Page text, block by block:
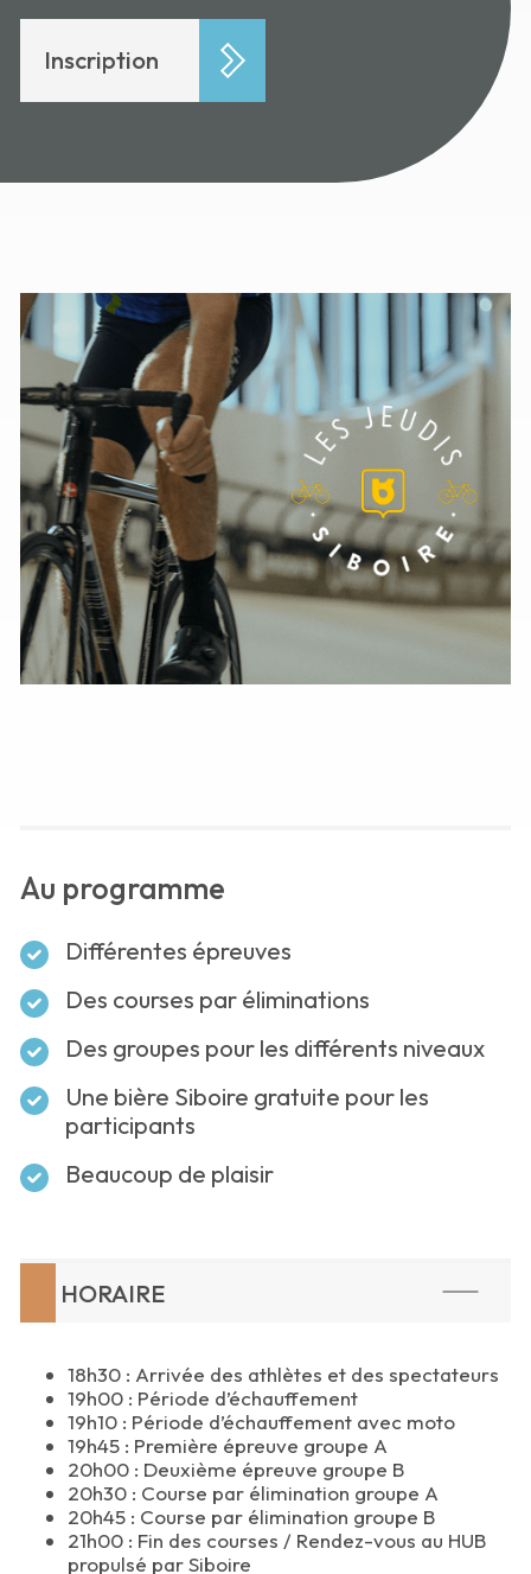
Inscription
HORAIRE
18h30 : Arrivée des athlètes et des spectateurs
19h00 : Période d’échauffement
19h10 : Période d’échauffement avec moto
19h45 : Première épreuve groupe A
20h00 : Deuxième épreuve groupe B
20h30 : Course par élimination groupe A
20h45 : Course par élimination groupe B
21h00 : Fin des courses / Rendez-vous au HUB
propulsé par Siboire
Au programme
Différentes épreuves
Des courses par éliminations
Des groupes pour les différents niveaux
Une bière Siboire gratuite pour les
participants
Beaucoup de plaisir